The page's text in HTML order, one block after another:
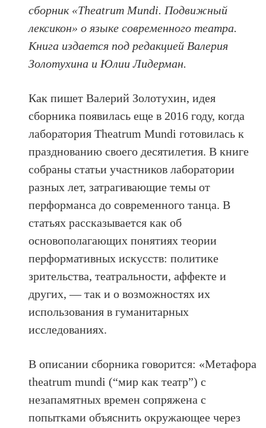
сборник «Theatrum Mundi. Подвижный
лексикон» о языке современного театра.
Книга издается под редакцией Валерия
Золотухина и Юлии Лидерман.
Как пишет Валерий Золотухин, идея
сборника появилась еще в 2016 году, когда
лаборатория Theatrum Mundi готовилась к
празднованию своего десятилетия. В книге
собраны статьи участников лаборатории
разных лет, затрагивающие темы от
перформанса до современного танца. В
статьях рассказывается как об
основополагающих понятиях теории
перформативных искусств: политике
зрительства, театральности, аффекте и
других, — так и о возможностях их
использования в гуманитарных
исследованиях.
В описании сборника говорится: «Метафора
theatrum mundi (“мир как театр”) с
незапамятных времен сопряжена с
попытками объяснить окружающее через